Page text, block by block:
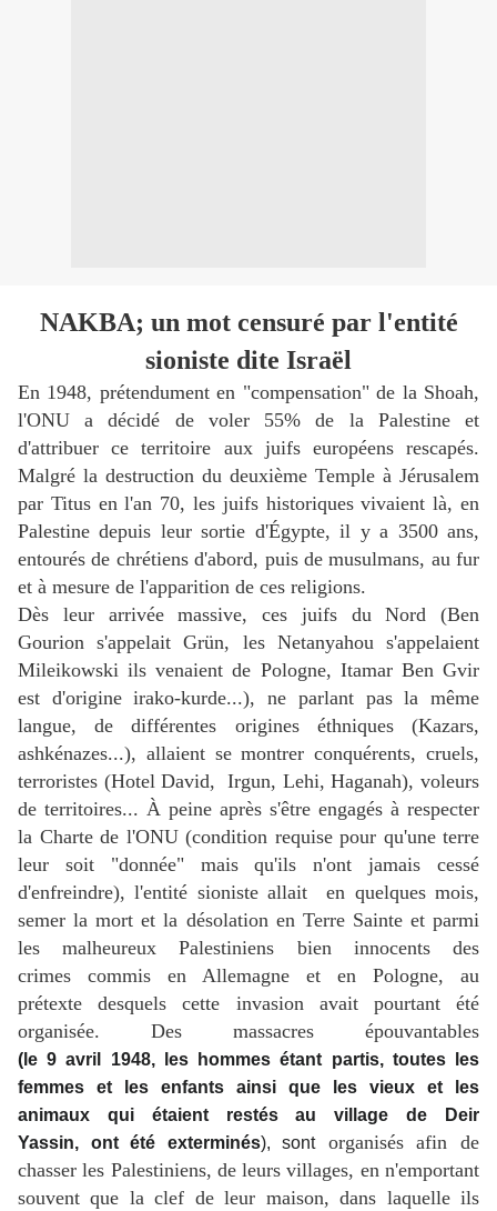
NAKBA; un mot censuré par l'entité
sioniste dite Israël
En 1948, prétendument en "compensation" de la Shoah,
l'ONU a décidé de voler 55% de la Palestine et
d'attribuer ce territoire aux juifs européens rescapés.
Malgré la destruction du deuxième Temple à Jérusalem
par Titus en l'an 70, les juifs historiques vivaient là, en
Palestine depuis leur sortie d'Égypte, il y a 3500 ans,
entourés de chrétiens d'abord, puis de musulmans, au fur
et à mesure de l'apparition de ces religions.
Dès leur arrivée massive, ces juifs du Nord (Ben
Gourion s'appelait Grün, les Netanyahou s'appelaient
Mileikowski ils venaient de Pologne, Itamar Ben Gvir
est d'origine irako-kurde...), ne parlant pas la même
langue, de différentes origines éthniques (Kazars,
ashkénazes...), allaient se montrer conquérents, cruels,
terroristes (Hotel David, Irgun, Lehi, Haganah), voleurs
de territoires... À peine après s'être engagés à respecter
la Charte de l'ONU (condition requise pour qu'une terre
leur soit "donnée" mais qu'ils n'ont jamais cessé
d'enfreindre), l'entité sioniste allait en quelques mois,
semer la mort et la désolation en Terre Sainte et parmi
les malheureux Palestiniens bien innocents des
crimes commis en Allemagne et en Pologne, au
prétexte desquels cette invasion avait pourtant été
organisée. Des massacres épouvantables
( le 9 avril 1948, leshommes étant partis, toutes les
femmes et les enfants ainsi que les vieux et les
animaux qui étaient restés au village de Deir
Yassin, ont été exterminés), sontorganisés afin de
chasser les Palestiniens, de leurs villages, en n'emportant
souvent que la clef de leur maison, dans laquelle ils